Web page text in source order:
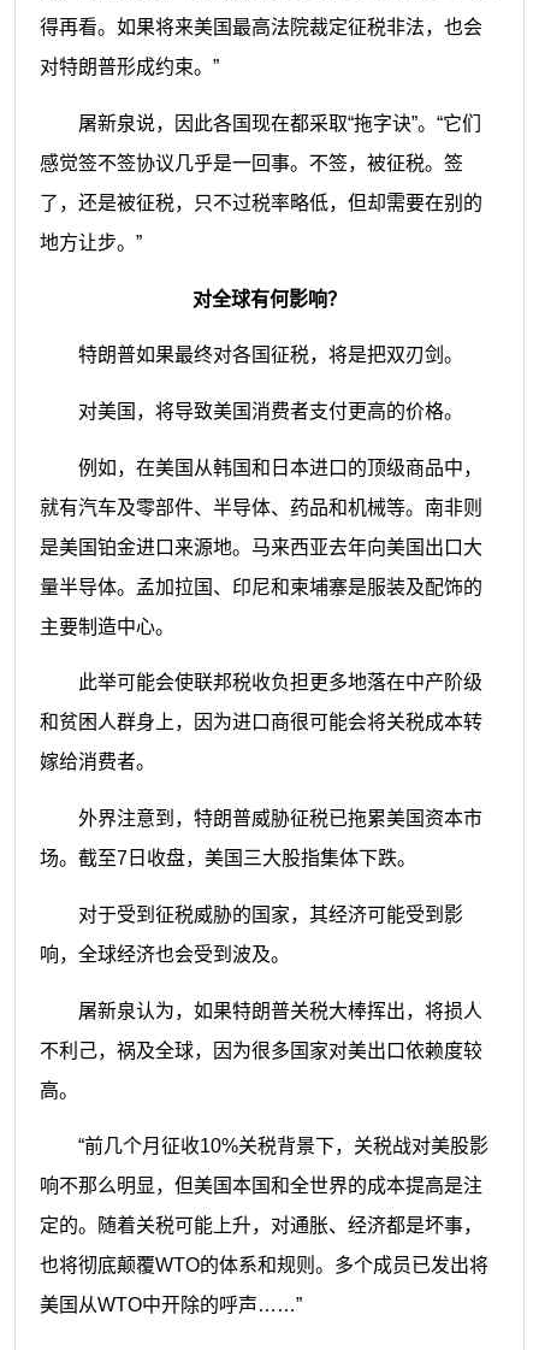
得再看。如果将来美国最高法院裁定征税非法，也会
对特朗普形成约束。”
屠新泉说，因此各国现在都采取“拖字诀”。“它们
感觉签不签协议几乎是一回事。不签，被征税。签
了，还是被征税，只不过税率略低，但却需要在别的
地方让步。”
对全球有何影响？
特朗普如果最终对各国征税，将是把双刃剑。
对美国，将导致美国消费者支付更高的价格。
例如，在美国从韩国和日本进口的顶级商品中，
就有汽车及零部件、半导体、药品和机械等。南非则
是美国铂金进口来源地。马来西亚去年向美国出口大
量半导体。孟加拉国、印尼和柬埔寨是服装及配饰的
主要制造中心。
此举可能会使联邦税收负担更多地落在中产阶级
和贫困人群身上，因为进口商很可能会将关税成本转
嫁给消费者。
外界注意到，特朗普威胁征税已拖累美国资本市
场。截至7日收盘，美国三大股指集体下跌。
对于受到征税威胁的国家，其经济可能受到影
响，全球经济也会受到波及。
屠新泉认为，如果特朗普关税大棒挥出，将损人
不利己，祸及全球，因为很多国家对美出口依赖度较
高。
“前几个月征收10%关税背景下，关税战对美股影
响不那么明显，但美国本国和全世界的成本提高是注
定的。随着关税可能上升，对通胀、经济都是坏事，
也将彻底颠覆WTO的体系和规则。多个成员已发出将
美国从WTO中开除的呼声……”